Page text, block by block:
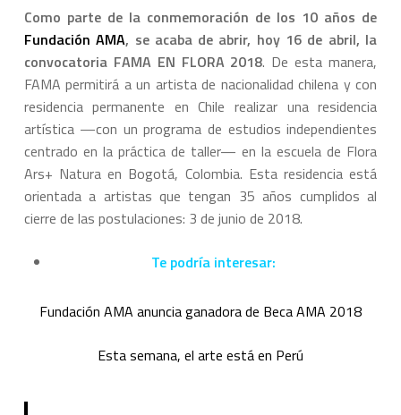
Como parte de la conmemoración de los 10 años de
Fundación AMA, se acaba de abrir, hoy 16 de abril, la
convocatoria FAMA EN FLORA 2018. De esta manera,
FAMA permitirá a un artista de nacionalidad chilena y con
residencia permanente en Chile realizar una residencia
artística —con un programa de estudios independientes
centrado en la práctica de taller— en la escuela de Flora
Ars+ Natura en Bogotá, Colombia. Esta residencia está
orientada a artistas que tengan 35 años cumplidos al
cierre de las postulaciones: 3 de junio de 2018.
Te podría interesar:
Fundación AMA anuncia ganadora de Beca AMA 2018
Esta semana, el arte está en Perú